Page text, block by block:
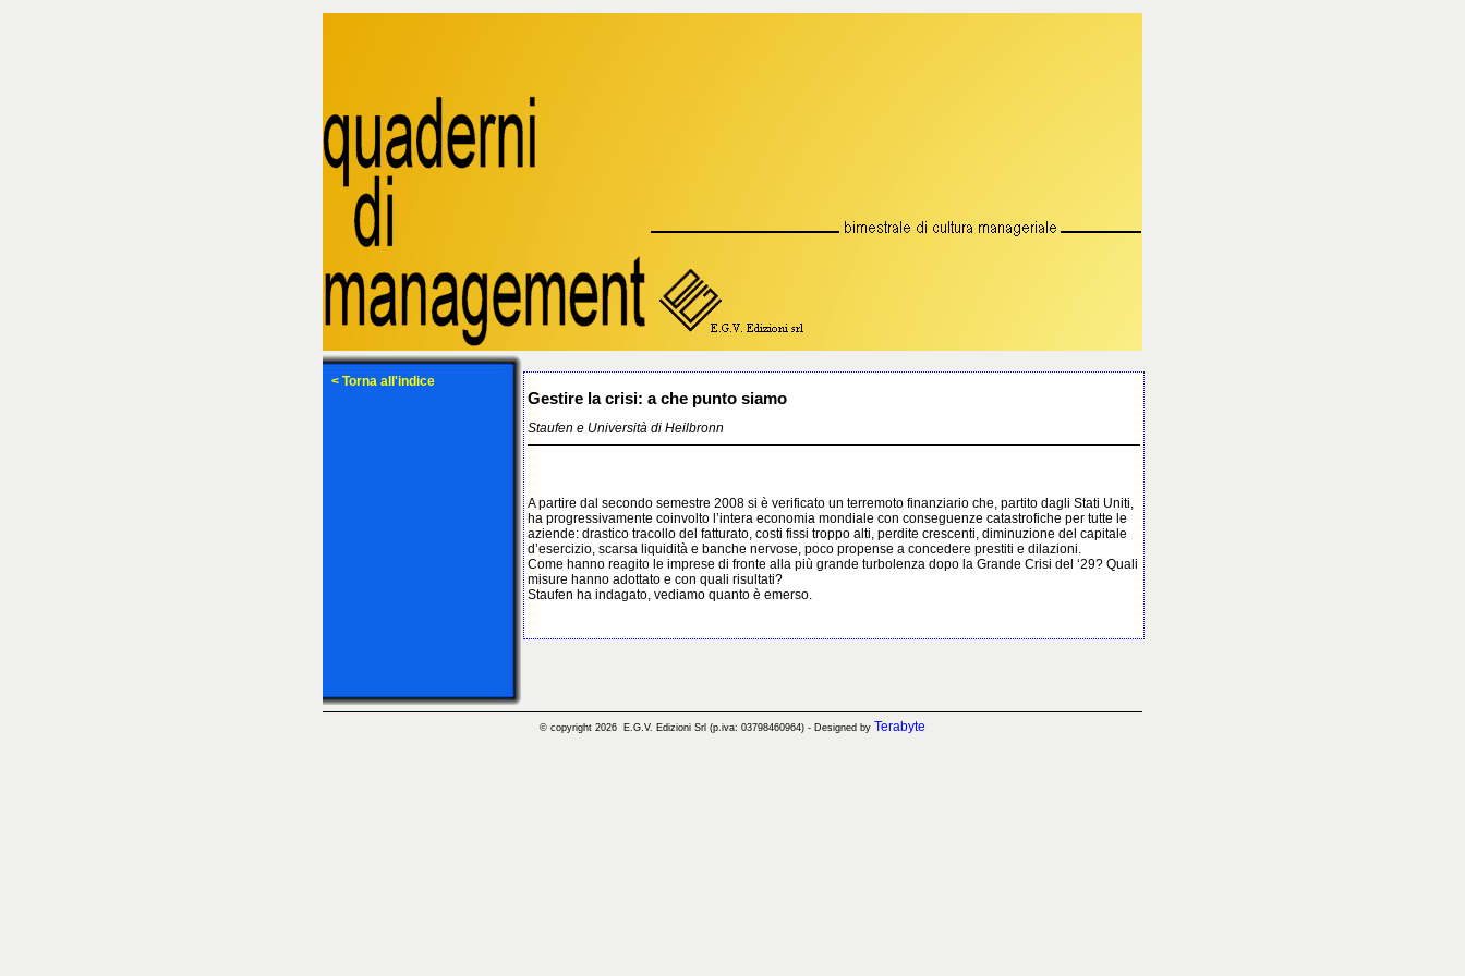
< Torna all'indice
Gestire la crisi: a che punto siamo
Staufen e Università di Heilbronn
A partire dal secondo semestre 2008 si è verificato un terremoto finanziario che, partito dagli Stati Uniti,
ha progressivamente coinvolto l’intera economia mondiale con conseguenze catastrofiche per tutte le
aziende: drastico tracollo del fatturato, costi fissi troppo alti, perdite crescenti, diminuzione del capitale
d’esercizio, scarsa liquidità e banche nervose, poco propense a concedere prestiti e dilazioni.
Come hanno reagito le imprese di fronte alla più grande turbolenza dopo la Grande Crisi del ‘29? Quali
misure hanno adottato e con quali risultati?
Staufen ha indagato, vediamo quanto è emerso.
© copyright 2026 E.G.V. Edizioni Srl (p.iva: 03798460964) - Designed by Terabyte